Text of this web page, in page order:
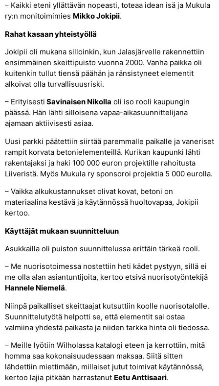
– Kaikki eteni yllättävän nopeasti, toteaa idean isä ja Mukula
ry:n monitoimimies Mikko Jokipii.
Rahat kasaan yhteistyöllä
Jokipii oli mukana silloinkin, kun Jalasjärvelle rakennettiin
ensimmäinen skeittipuisto vuonna 2000. Vanha paikka oli
kuitenkin tullut tiensä päähän ja ränsistyneet elementit
alkoivat olla turvallisuusriski.
– Erityisesti Savinaisen Nikolla oli iso rooli kaupungin
päässä. Hän lähti silloisena vapaa-aikasuunnittelijana
ajamaan aktiivisesti asiaa.
Uusi parkki päätettiin siirtää paremmalle paikalle ja vaneriset
rampit korvata betonielementeillä. Kurikan kaupunki lähti
rakentajaksi ja haki 100 000 euron projektille rahoitusta
Liiveristä. Myös Mukula ry sponsoroi projektia 5 000 eurolla.
– Vaikka alkukustannukset olivat kovat, betoni on
materiaalina kestävä ja käytännössä huoltovapaa, Jokipii
kertoo.
Käyttäjät mukaan suunnitteluun
Asukkailla oli puiston suunnittelussa erittäin tärkeä rooli.
– Me nuorisotoimessa nostettiin heti kädet pystyyn, sillä ei
me olla alan asiantuntijoita, kertoo etsivä nuorisotyöntekijä
Hannele Niemelä.
Niinpä paikalliset skeittaajat kutsuttiin koolle nuorisotalolle.
Suunnittelutyötä helpotti se, että elementit sai ostaa
valmiina yhdestä paikasta ja niiden tarkka hinta oli tiedossa.
– Meille lyötiin Wilholassa katalogi eteen ja kerrottiin, mitä
homma saa kokonaisuudessaan maksaa. Siitä sitten
lähdettiin miettimään, millaiset jutut toimivat käytännössä,
kertoo lajia pitkään harrastanut Eetu Anttisaari.